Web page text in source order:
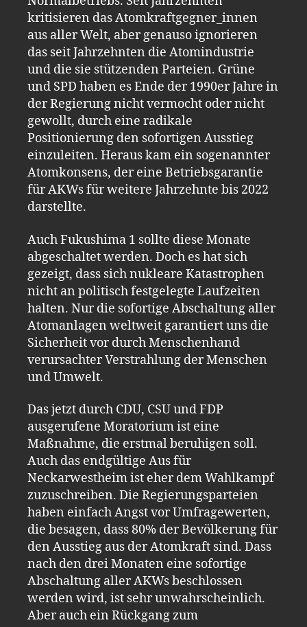
kritisieren das Atomkraftgegner_innen
aus aller Welt, aber genauso ignorieren
das seit Jahrzehnten die Atomindustrie
und die sie stützenden Parteien. Grüne
und SPD haben es Ende der 1990er Jahre in
der Regierung nicht vermocht oder nicht
gewollt, durch eine radikale
Positionierung den sofortigen Ausstieg
einzuleiten. Heraus kam ein sogenannter
Atomkonsens, der eine Betriebsgarantie
für AKWs für weitere Jahrzehnte bis 2022
darstellte.
Auch Fukushima 1 sollte diese Monate
abgeschaltet werden. Doch es hat sich
gezeigt, dass sich nukleare Katastrophen
nicht an politisch festgelegte Laufzeiten
halten. Nur die sofortige Abschaltung aller
Atomanlagen weltweit garantiert uns die
Sicherheit vor durch Menschenhand
verursachter Verstrahlung der Menschen
und Umwelt.
Das jetzt durch CDU, CSU und FDP
ausgerufene Moratorium ist eine
Maßnahme, die erstmal beruhigen soll.
Auch das endgültige Aus für
Neckarwestheim ist eher dem Wahlkampf
zuzuschreiben. Die Regierungsparteien
haben einfach Angst vor Umfragewerten,
die besagen, dass 80% der Bevölkerung für
den Ausstieg aus der Atomkraft sind. Dass
nach den drei Monaten eine sofortige
Abschaltung aller AKWs beschlossen
werden wird, ist sehr unwahrscheinlich.
Aber auch ein Rückgang zum